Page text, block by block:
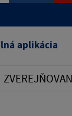
aplikácia